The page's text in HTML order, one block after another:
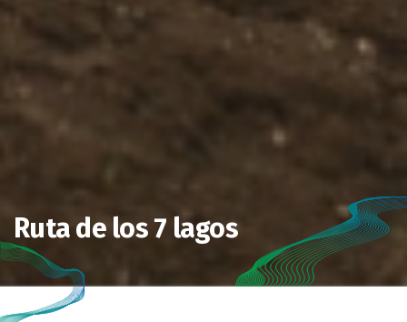
Ruta de los 7 lagos